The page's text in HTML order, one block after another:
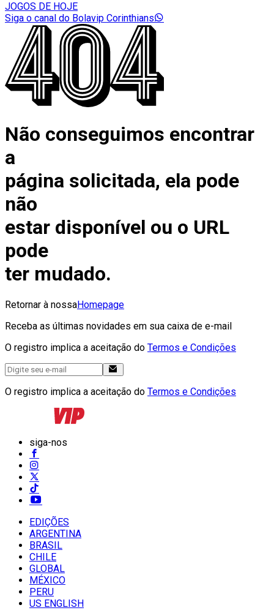
JOGOS DE HOJE
Siga o canal do Bolavip Corinthians
Não conseguimos encontrar
a
página solicitada, ela pode
não
estar disponível ou o URL
pode
ter mudado.
Retornar à nossaHomepage
Receba as últimas novidades em sua caixa de e-mail
O registro implica a aceitação do Termos e Condições
O registro implica a aceitação do Termos e Condições
siga-nos
EDIÇÕES
ARGENTINA
BRASIL
CHILE
GLOBAL
MÉXICO
PERU
US ENGLISH